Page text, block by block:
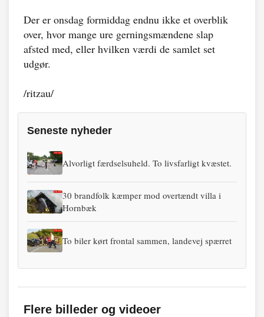
Der er onsdag formiddag endnu ikke et overblik
over, hvor mange ure gerningsmændene slap
afsted med, eller hvilken værdi de samlet set
udgør.
/ritzau/
Seneste nyheder
Alvorligt færdselsuheld. To livsfarligt kvæstet.
30 brandfolk kæmper mod overtændt villa i
Hornbæk
To biler kørt frontal sammen, landevej spærret
Flere billeder og videoer